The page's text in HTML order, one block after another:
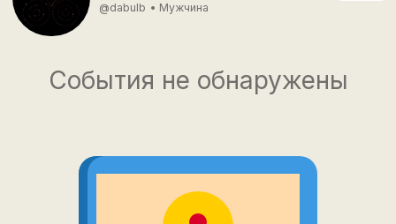
@dabulb • Мужчина
События не обнаружены